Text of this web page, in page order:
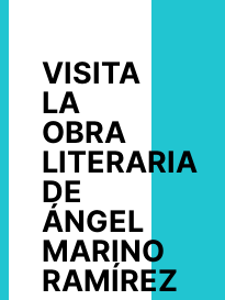
VISITA
LA
OBRA
LITERARIA
DE
ÁNGEL
MARINO
RAMÍREZ